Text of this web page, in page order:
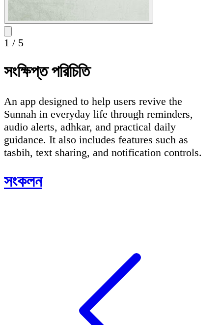
1 / 5
সংক্ষিপ্ত পরিচিতি
An app designed to help users revive the
Sunnah in everyday life through reminders,
audio alerts, adhkar, and practical daily
guidance. It also includes features such as
tasbih, text sharing, and notification controls.
সংকলন